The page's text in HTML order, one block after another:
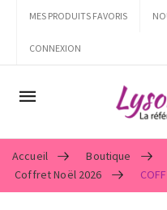
MES PRODUITS FAVORIS
CONNEXION
Mobile
Accueil Boutique
Coffret Noël 2026